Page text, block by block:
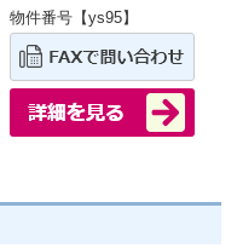
物件番号【ys95】